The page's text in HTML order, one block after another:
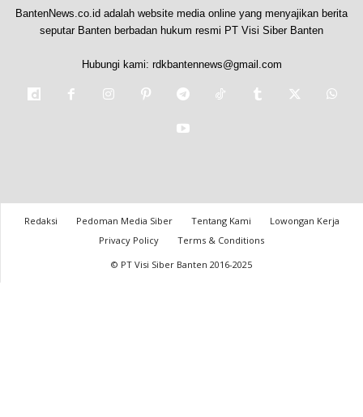
BantenNews.co.id adalah website media online yang menyajikan berita
seputar Banten berbadan hukum resmi PT Visi Siber Banten
Hubungi kami: rdkbantennews@gmail.com
Redaksi Pedoman Media Siber Tentang Kami
Lowongan Kerja
Privacy Policy
Terms & Conditions
© PT Visi Siber Banten 2016-2025